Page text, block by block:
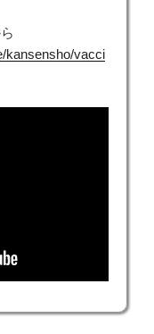
kansensho/vacci